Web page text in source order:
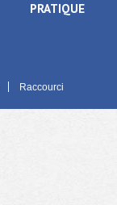
PRATIQUE
Raccourci